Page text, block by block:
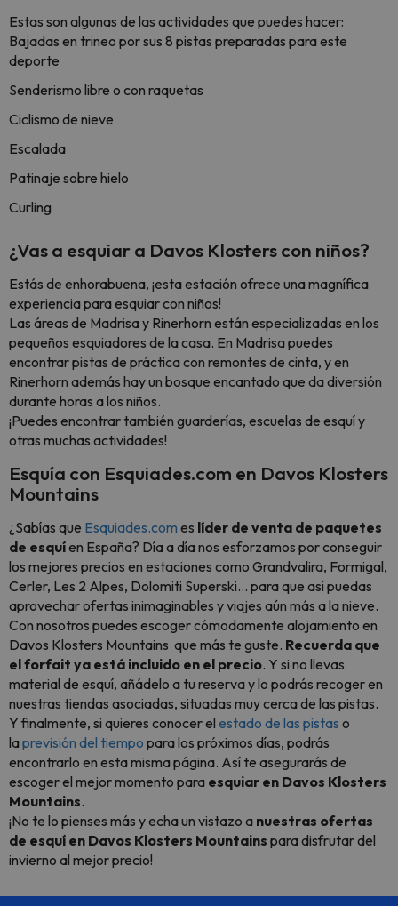
Estas son algunas de las actividades que puedes hacer:
Bajadas en trineo por sus 8 pistas preparadas para este
deporte
Senderismo libre o con raquetas
Ciclismo de nieve
Escalada
Patinaje sobre hielo
Curling
¿Vas a esquiar a Davos Klosters con niños?
Estás de enhorabuena, ¡esta estación ofrece una magnífica
experiencia para esquiar con niños!
Las áreas de Madrisa y Rinerhorn están especializadas en los
pequeños esquiadores de la casa. En Madrisa puedes
encontrar pistas de práctica con remontes de cinta, y en
Rinerhorn además hay un bosque encantado que da diversión
durante horas a los niños.
¡Puedes encontrar también guarderías, escuelas de esquí y
otras muchas actividades!
Esquía con Esquiades.com en Davos Klosters
Mountains
¿Sabías que Esquiades.com es líder de venta de paquetes
de esquíen España? Día a día nos esforzamos por conseguir
los mejores precios en estaciones como Grandvalira, Formigal,
Cerler, Les 2 Alpes, Dolomiti Superski... para que así puedas
aprovechar ofertas inimaginables y viajes aún más a la nieve.
Con nosotros puedes escoger cómodamente alojamiento en
Davos Klosters Mountains que más te guste. Recuerda que
el forfait ya está incluido en el precio. Y si no llevas
material de esquí, añádelo a tu reserva y lo podrás recoger en
nuestras tiendas asociadas, situadas muy cerca de las pistas.
Y finalmente, si quieres conocer el estado de las pistas o
laprevisión del tiempo para los próximos días, podrás
encontrarlo en esta misma página. Así te asegurarás de
escoger el mejor momento para esquiar en Davos Klosters
Mountains.
¡No te lo pienses más y echa un vistazo a nuestras ofertas
de esquí en Davos Klosters Mountains para disfrutar del
invierno al mejor precio!